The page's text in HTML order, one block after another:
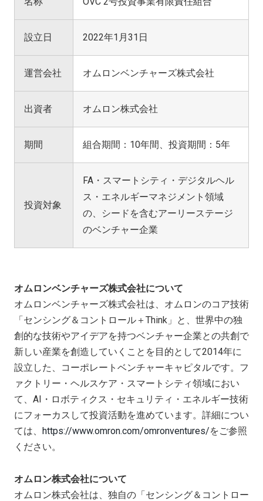
設立日 2022年1月31日
運営会社 オムロンベンチャーズ株式会社
出資者 オムロン株式会社
期間 組合期間：10年間、投資期間：5年
投資対象
FA・スマートシティ・デジタルヘル
ス・エネルギーマネジメント領域
の、シードを含むアーリーステージ
のベンチャー企業
オムロンベンチャーズ株式会社について
オムロンベンチャーズ株式会社は、オムロンのコア技術
「センシング＆コントロール＋Think」と、世界中の独
創的な技術やアイデアを持つベンチャー企業との共創で
新しい産業を創造していくことを目的として2014年に
設立した、コーポレートベンチャーキャピタルです。フ
ァクトリー・ヘルスケア・スマートシティ領域におい
て、AI・ロボティクス・セキュリティ・エネルギー技術
にフォーカスして投資活動を進めています。詳細につい
ては、 https://www.omron.com/omronventures/をご参照
ください。
オムロン株式会社について
オムロン株式会社は、独自の「センシング＆コントロー